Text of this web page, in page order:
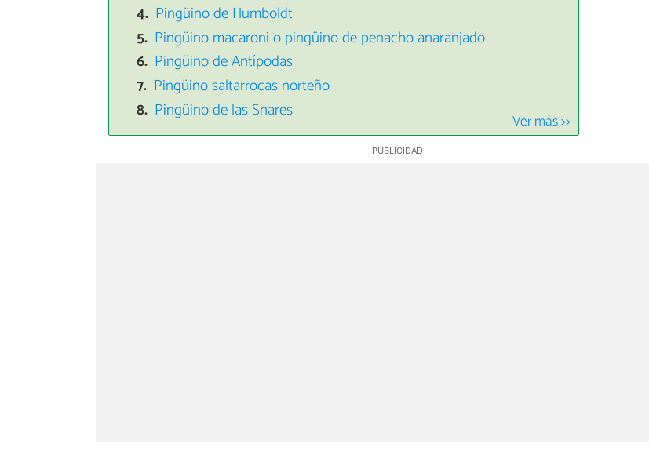
Pingüino de Humboldt
Pingüino macaroni o pingüino de penacho anaranjado
Pingüino de Antípodas
Pingüino saltarrocas norteño
Pingüino de las Snares
Ver más >>